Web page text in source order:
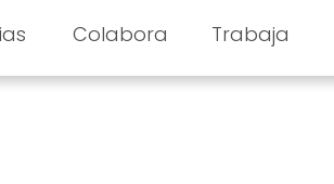
Colabora Trabaja